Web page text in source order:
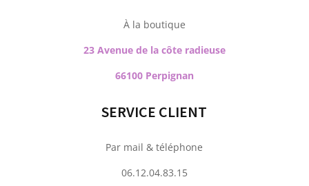
À la boutique
23 Avenue de la côte radieuse
66100 Perpignan
SERVICE CLIENT
Par mail & téléphone
06.12.04.83.15